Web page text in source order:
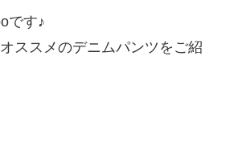
です♪
ススメのデニムパンツをご紹